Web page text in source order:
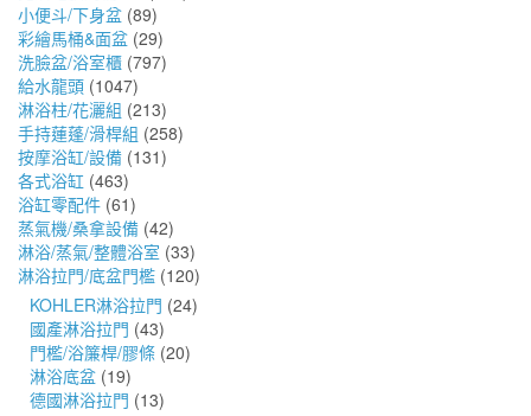
小便斗/下身盆 (89)
彩繪馬桶&面盆 (29)
洗臉盆/浴室櫃 (797)
給水龍頭 (1047)
淋浴柱/花灑組 (213)
手持蓮蓬/滑桿組 (258)
按摩浴缸/設備 (131)
各式浴缸 (463)
浴缸零配件 (61)
蒸氣機/桑拿設備 (42)
淋浴/蒸氣/整體浴室 (33)
淋浴拉門/底盆門檻 (120)
KOHLER淋浴拉門 (24)
國產淋浴拉門 (43)
門檻/浴簾桿/膠條 (20)
淋浴底盆 (19)
德國淋浴拉門 (13)